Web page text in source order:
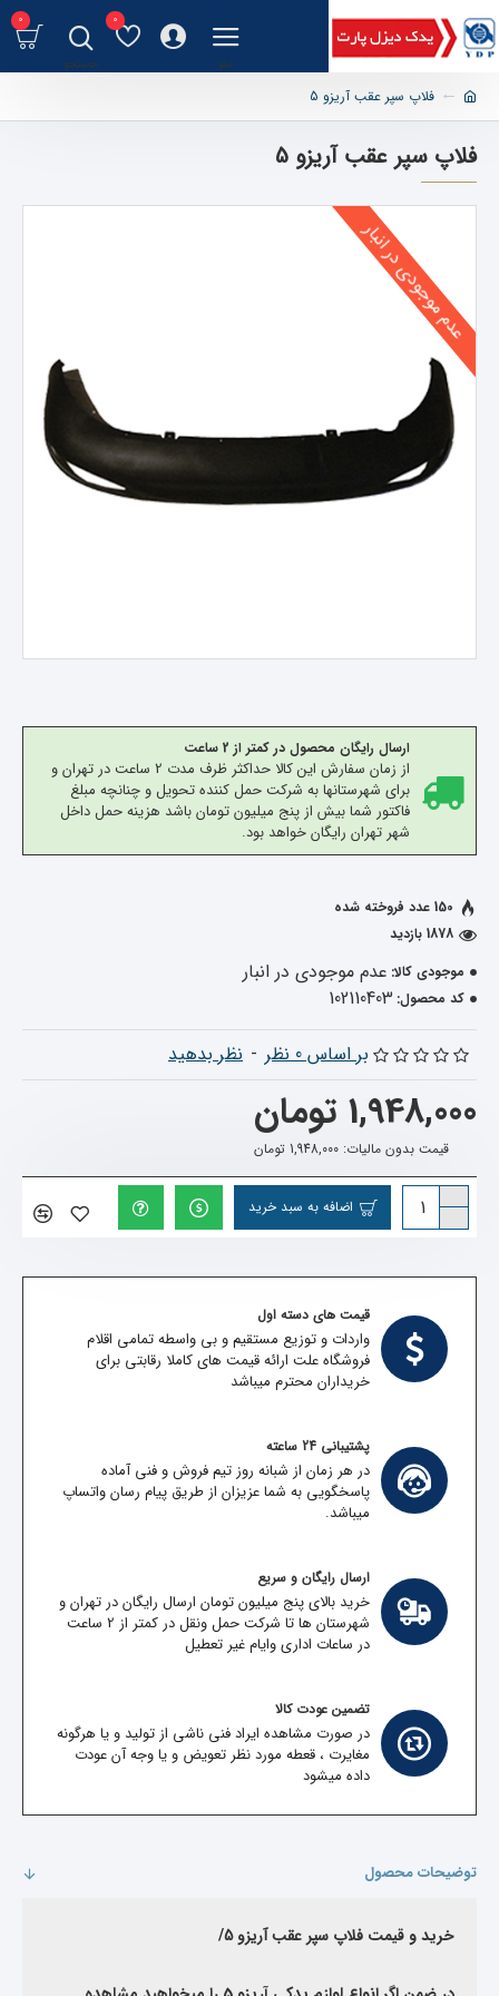
0
0
فلاپ سپر عقب آریزو 5
فلاپ سپر عقب آریزو 5
عدم موجودی در انبار
ارسال رایگان محصول در کمتر از 2 ساعت
از زمان سفارش این کالا حداکثر ظرف مدت 2 ساعت در تهران و
برای شهرستانها به شرکت حمل کننده تحویل و چنانچه مبلغ
فاکتور شما بیش از پنج میلیون تومان باشد هزینه حمل داخل
شهر تهران رایگان خواهد بود.
موجودی کالا: عدم موجودی در انبار
کد محصول: 102110403
150 عدد فروخته شده
1878 بازدید
بر اساس 0 نظر - نظر بدهید
1,948,000 تومان
قیمت بدون مالیات: 1,948,000 تومان
اضافه به سبد خرید
قیمت های دسته اول
واردات و توزیع مستقیم و بی واسطه تمامی اقلام
فروشگاه علت ارائه قیمت های کاملا رقابتی برای
خریداران محترم میباشد
پشتیبانی 24 ساعته
در هر زمان از شبانه روز تیم فروش و فنی آماده
پاسخگویی به شما عزیزان از طریق پیام رسان واتساپ
میباشد.
ارسال رایگان و سریع
خرید بالای پنج میلیون تومان ارسال رایگان در تهران و
شهرستان ها تا شرکت حمل ونقل در کمتر از 2 ساعت
در ساعات اداری وایام غیر تعطیل
تضمین عودت کالا
در صورت مشاهده ایراد فنی ناشی از تولید و یا هرگونه
مغایرت ، قعطه مورد نظر تعویض و یا وجه آن عودت
داده میشود
توضیحات محصول
خرید و قیمت فلاپ سپر عقب آریزو 5 /